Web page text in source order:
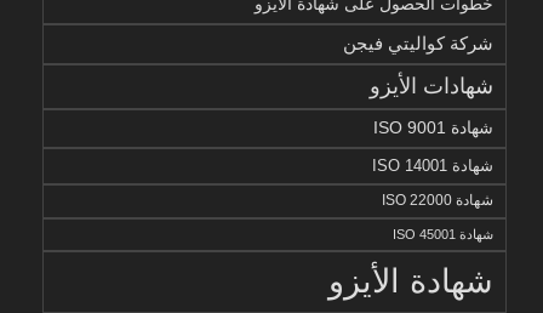
شركة كواليتي فيجن
شهادات الأيزو
شهادة ISO 9001
شهادة ISO 14001
شهادة ISO 22000
شهادة ISO 45001
شهادة الأيزو